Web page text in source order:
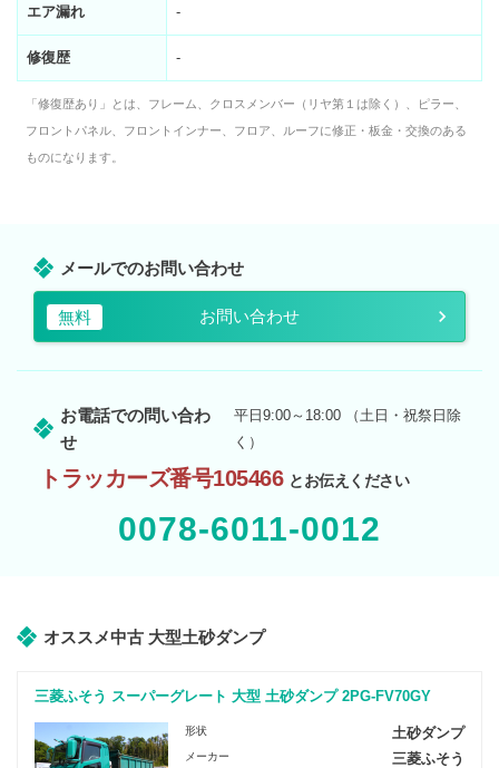
エア漏れ -
修復歴 -
「修復歴あり」とは、フレーム、クロスメンバー（リヤ第１は除く）、ピラー、
フロントパネル、フロントインナー、フロア、ルーフに修正・板金・交換のある
ものになります。
メールでのお問い合わせ
無料 お問い合わせ
お電話での問い合わ
せ
平日9:00～18:00 （土日・祝祭日除
く）
トラッカーズ番号105466 とお伝えください
0078-6011-0012
オススメ中古 大型土砂ダンプ
三菱ふそう スーパーグレート 大型 土砂ダンプ 2PG-FV70GY
形状 土砂ダンプ
メーカー 三菱ふそう